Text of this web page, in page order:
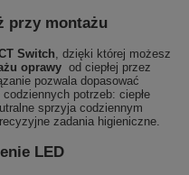
przy montażu
Switch, dzięki której możesz
oprawy od ciepłej przez
pozwala dopasować
potrzeb: ciepłe
sprzyja codziennym
zadania higieniczne.
LED